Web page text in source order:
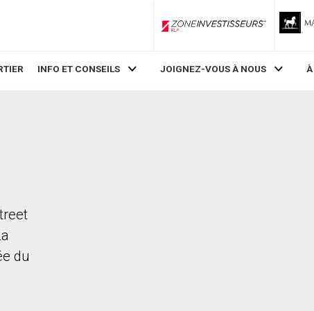
ZoneInvestisseurs RLP
INFO ET CONSEILS JOIGNEZ-VOUS À NOUS À
du